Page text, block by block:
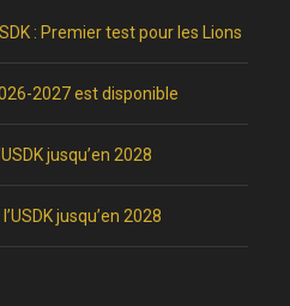
: Premier test pour les Lions
2027 est disponible
jusqu’en 2028
jusqu’en 2028